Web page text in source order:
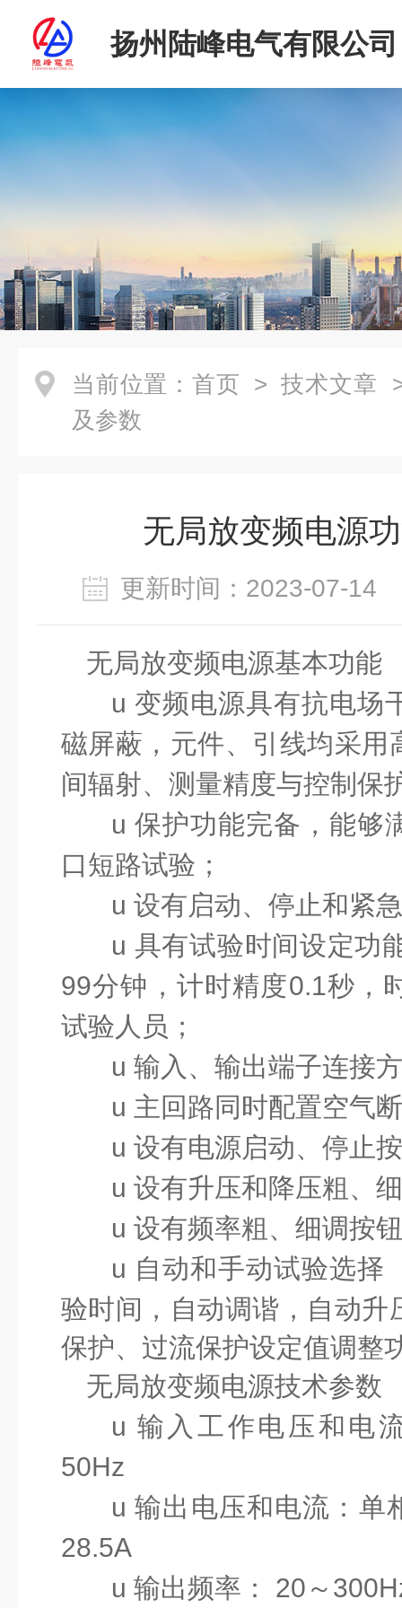
扬州陆峰电气有限公司
当前位置： 首页 > 技术文章
及参数
无局放变频电源
更新时间：2023-07-
无局放变频电源基本功能
u 变频电源具有抗电场
磁屏蔽，元件、引线均采用
间辐射、测量精度与控制保
u 保护功能完备，能够
口短路试验；
u 设有启动、停止和紧
u 具有试验时间设定功
99分钟，计时精度0.1秒，
试验人员；
u 输入、输出端子连接
u 主回路同时配置空气
u 设有电源启动、停止
u 设有升压和降压粗、
u 设有频率粗、细调按
u 自动和手动试验选择
验时间，自动调谐，自动升
保护、过流保护设定值调整
无局放变频电源技术参数
u 输入工作电压和电
50Hz
u输出电压和电流：单
28.5A
u 输出频率： 20～